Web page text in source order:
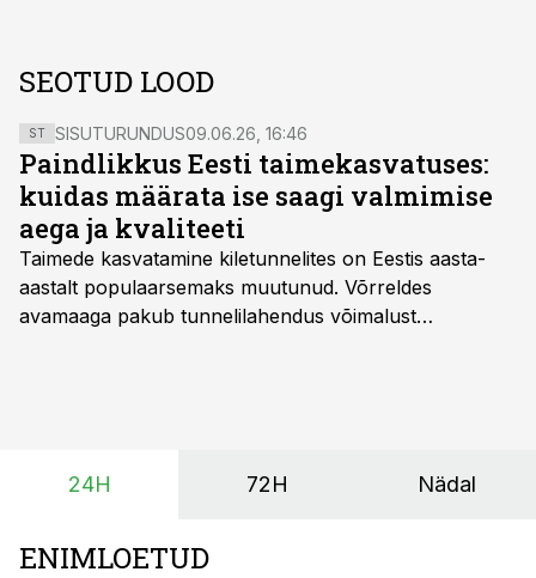
SEOTUD LOOD
ST SISUTURUNDUS09.06.26, 16:46
Paindlikkus Eesti taimekasvatuses:
kuidas määrata ise saagi valmimise
aega ja kvaliteeti
Taimede kasvatamine kiletunnelites on Eestis aasta-
aastalt populaarsemaks muutunud. Võrreldes
avamaaga pakub tunnelilahendus võimalust
24H 72H Nädal
ENIMLOETUD